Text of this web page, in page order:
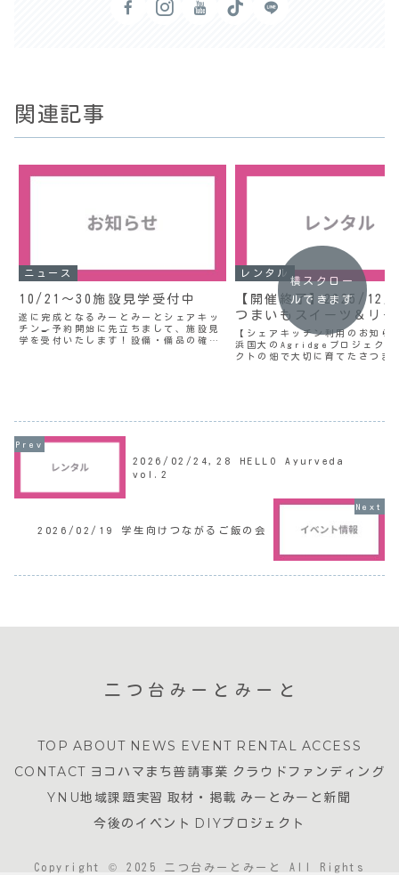
関連記事
ニュース
10/21〜30施設見学受付中
遂に完成となるみーとみーとシェアキッ
チン🍳予約開始に先立ちまして、施設見
学を受付いたします！設備・備品の確
レンタル
【開催終了】2025/12/
つまいもスイーツ＆リ
【シェアキッチン利用のお知
浜国大のAgridgeプロジェクト
クトの畑で大切に育てたさつま
横スクロー
ルできます
2026/02/24,28 HELLO Ayurveda
vol.2
2026/02/19 学生向けつながるご飯の会
二つ台みーとみーと
TOP ABOUT NEWS EVENT RENTAL ACCESS
CONTACT ヨコハマまち普請事業 クラウドファンディング
YNU地域課題実習 取材・掲載 みーとみーと新聞
今後のイベント DIYプロジェクト
Copyright © 2025 二つ台みーとみーと All Rights